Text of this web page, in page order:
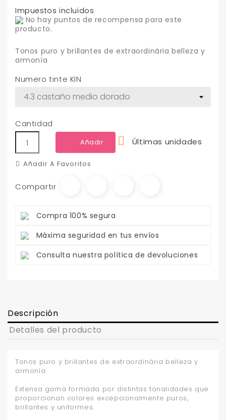
Impuestos incluidos
No hay puntos de recompensa para este
producto.
Tonos puro y brillantes de extraordinária belleza y
armonía
Numero tinte KIN
Cantidad
Añadir  Últimas unidades
Añadir A Favoritos
Compartir
Compra 100% segura
Máxima seguridad en tus envíos
Consulta nuestra política de devoluciones
Descripción
Detalles del producto
Tonos puro y brillantes de extraordinária belleza y
armonía.
Extensa gama formada por distintas tonalidades que
proporcionan colores excepcionalmente puros,
brillantes y uniformes.